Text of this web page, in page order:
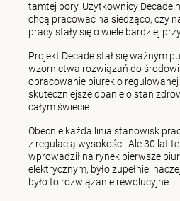
tamtej pory. Użytkownicy Decade
chcą pracować na siedząco, czy
pracy stały się o wiele bardziej
Projekt Decade stał się ważnym
wzornictwa rozwiązań do
opracowanie biurek o
skuteczniejsze dbanie o stan
całym świecie.
Obecnie każda linia stanowisk
z regulacją wysokości. Ale 30 lat
wprowadził na rynek pierwsze
elektrycznym, było zupełnie
było to rozwiązanie rewolucyjne.